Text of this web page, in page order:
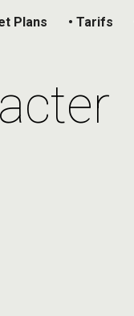
Skip to navigation
Plans • Tarifs